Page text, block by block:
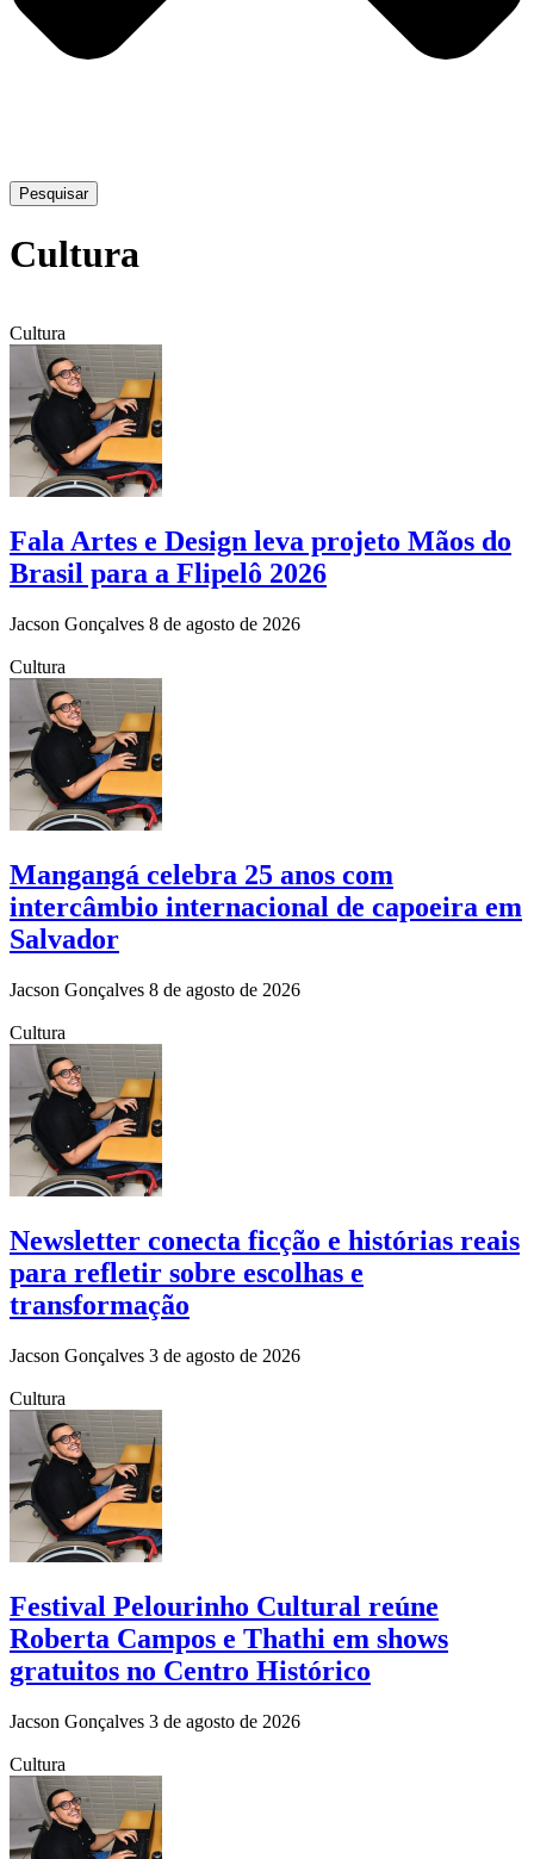
Pesquisar
Cultura
Cultura
Fala Artes e Design leva projeto Mãos do
Brasil para a Flipelô 2026
Jacson Gonçalves 8 de agosto de 2026
Cultura
Mangangá celebra 25 anos com
intercâmbio internacional de capoeira em
Salvador
Jacson Gonçalves 8 de agosto de 2026
Cultura
Newsletter conecta ficção e histórias reais
para refletir sobre escolhas e
transformação
Jacson Gonçalves 3 de agosto de 2026
Cultura
Festival Pelourinho Cultural reúne
Roberta Campos e Thathi em shows
gratuitos no Centro Histórico
Jacson Gonçalves 3 de agosto de 2026
Cultura